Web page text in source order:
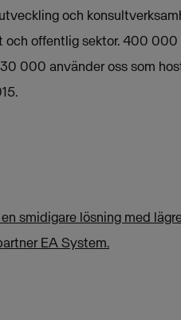
och
offentlig sektor. 400 000
000 använder oss som
smidigare lösning med
EA System.